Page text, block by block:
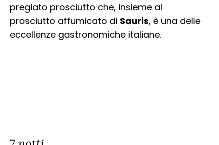
pregiato prosciutto che, insieme al
prosciutto affumicato di Sauris, è una delle
eccellenze gastronomiche italiane.